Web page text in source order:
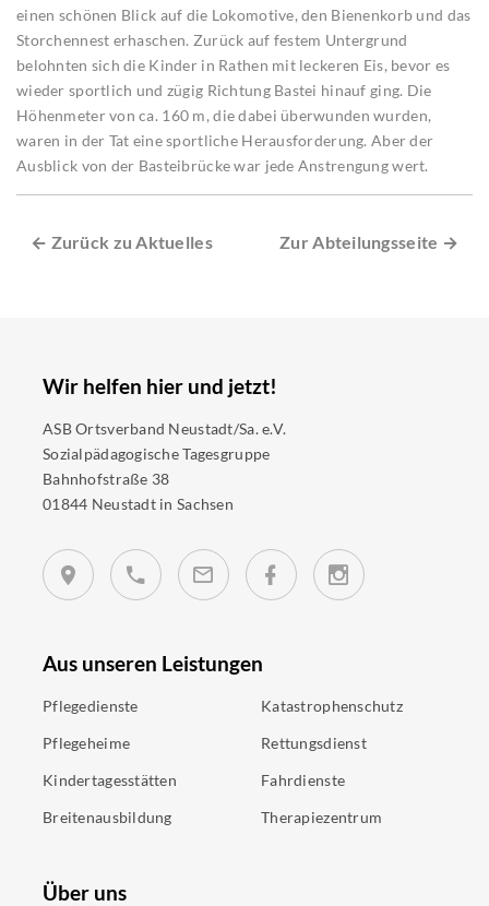
einen schönen Blick auf die Lokomotive, den Bienenkorb und das
Storchennest erhaschen. Zurück auf festem Untergrund
belohnten sich die Kinder in Rathen mit leckeren Eis, bevor es
wieder sportlich und zügig Richtung Bastei hinauf ging. Die
Höhenmeter von ca. 160 m, die dabei überwunden wurden,
waren in der Tat eine sportliche Herausforderung. Aber der
Ausblick von der Basteibrücke war jede Anstrengung wert.
← Zurück zu Aktuelles Zur Abteilungsseite →
Wir helfen hier und jetzt!
ASB Ortsverband Neustadt/Sa. e.V.
Sozialpädagogische Tagesgruppe
Bahnhofstraße 38
01844 Neustadt in Sachsen
Aus unseren Leistungen
Pflegedienste
Pflegeheime
Kindertagesstätten
Breitenausbildung
Katastrophenschutz
Rettungsdienst
Fahrdienste
Therapiezentrum
Über uns